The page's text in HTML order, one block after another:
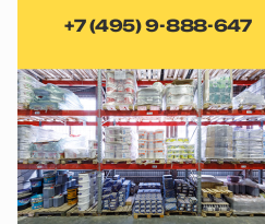
+7 (495) 9-888-647